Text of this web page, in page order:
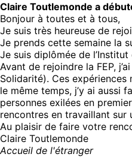
Claire Toutlemonde a
Bonjour à toutes et à tous,
Je suis très heureuse de
Je prends cette semaine la
Je suis diplômée de
Avant de rejoindre la FEP,
Solidarité). Ces
le même temps, j’y ai aussi
personnes exilées en
rencontres en travaillant sur
Au plaisir de faire votre
Claire Toutlemonde
Accueil de l'étranger